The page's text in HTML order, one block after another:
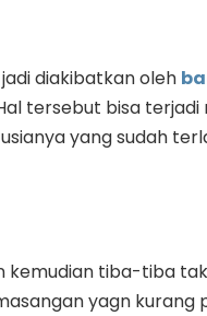
diakibatkan oleh
tersebut bisa
yang sudah
kemudian tiba-tiba
yagn kurang